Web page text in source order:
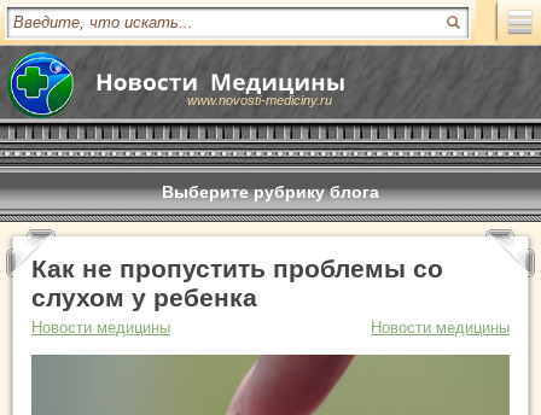
www.novosti-mediciny.ru
Выберите рубрику блога
Как не пропустить проблемы со
слухом у ребенка
Новости медицины Новости медицины